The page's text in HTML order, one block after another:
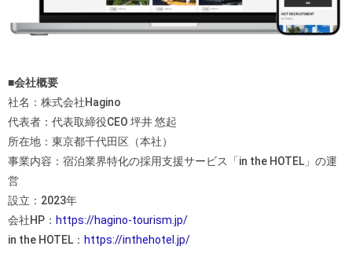
■会社概要
社名：株式会社Hagino
代表者：代表取締役CEO 坪井 悠起
所在地：東京都千代田区（本社）
事業内容：宿泊業界特化の採用支援サービス「in the HOTEL」の運
営
設立：2023年
会社HP： https://hagino-tourism.jp/
in the HOTEL： https://inthehotel.jp/